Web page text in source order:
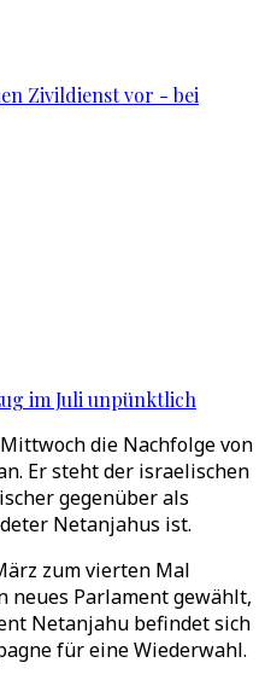
Zivildienst vor - bei
im Juli unpünktlich
die Nachfolge von
Er steht der israelischen
gegenüber als
Netanjahus ist.
zum vierten Mal
neues Parlament gewählt,
Netanjahu befindet sich
für eine Wiederwahl.